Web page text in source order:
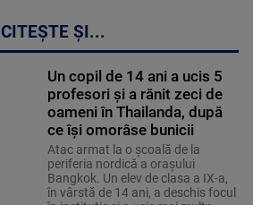
CITEȘTE ȘI...
Un copil de 14 ani a ucis 5
profesori și a rănit zeci de
oameni în Thailanda, după
ce își omorâse bunicii
Atac armat la o școală de la
periferia nordică a orașului
Bangkok. Un elev de clasa a IX-a,
în vârstă de 14 ani, a deschis focul